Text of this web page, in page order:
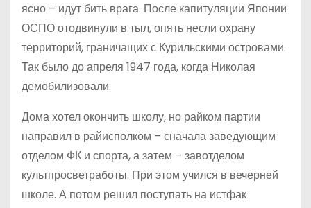
ясно – идут бить врага. После капитуляции Японии
ОСПО отодвинули в тыл, опять несли охрану
территорий, граничащих с Курильскими островами.
Так было до апреля 1947 года, когда Николая
демобилизовали.
Дома хотел окончить школу, но райком партии
направил в рай­исполком – сначала заведующим
отделом ФК и спорта, а затем – завотделом
культпросветработы. При этом учился в вечерней
школе. А потом решил поступать на истфак